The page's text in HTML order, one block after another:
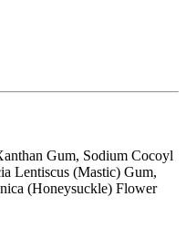
Gum, Sodium Cocoyl
Lentiscus (Mastic) Gum,
(Honeysuckle) Flower